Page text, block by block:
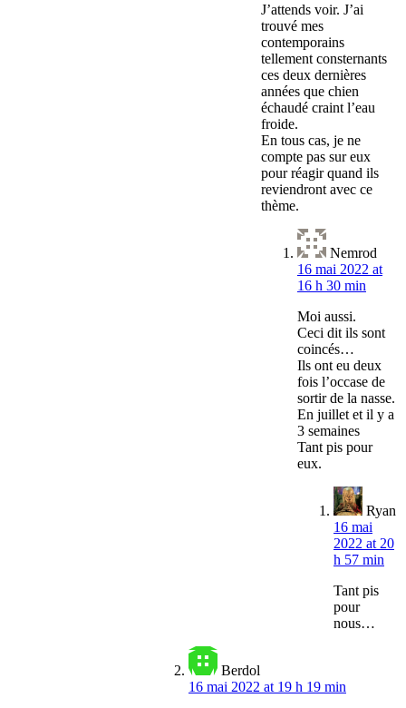
J’attends voir. J’ai
trouvé mes
contemporains
tellement consternants
ces deux dernières
années que chien
échaudé craint l’eau
froide.
En tous cas, je ne
compte pas sur eux
pour réagir quand ils
reviendront avec ce
thème.
Nemrod
16 mai 2022 at
16 h 30 min
Moi aussi.
Ceci dit ils sont
coincés…
Ils ont eu deux
fois l’occase de
sortir de la nasse.
En juillet et il y a
3 semaines
Tant pis pour
eux.
Ryan
16 mai
2022 at 20
h 57 min
Tant pis
pour
nous…
Berdol
16 mai 2022 at 19 h 19 min